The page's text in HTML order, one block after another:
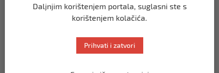
prije 3 godine
10% POPUSTA NA LABORATORIJSKE
PRETRAGE U POLIKLINICI MUMINOVIĆ!
Daljnjim korištenjem portala, suglasni ste s
korištenjem kolačića.
Prihvati i zatvori